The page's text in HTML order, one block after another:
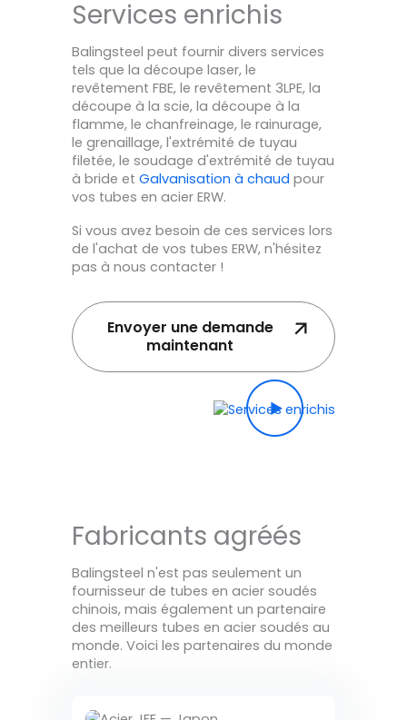
Services enrichis
Balingsteel peut fournir divers services
tels que la découpe laser, le
revêtement FBE, le revêtement 3LPE, la
découpe à la scie, la découpe à la
flamme, le chanfreinage, le rainurage,
le grenaillage, l'extrémité de tuyau
filetée, le soudage d'extrémité de tuyau
à bride et Galvanisation à chaud pour
vos tubes en acier ERW.
Si vous avez besoin de ces services lors
de l'achat de vos tubes ERW, n'hésitez
pas à nous contacter !
Envoyer une demande
maintenant
Fabricants agréés
Balingsteel n'est pas seulement un
fournisseur de tubes en acier soudés
chinois, mais également un partenaire
des meilleurs tubes en acier soudés au
monde. Voici les partenaires du monde
entier.